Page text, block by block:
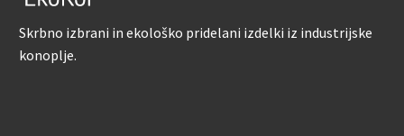
Skrbno izbrani in ekološko pridelani izdelki iz industrijske
konoplje.